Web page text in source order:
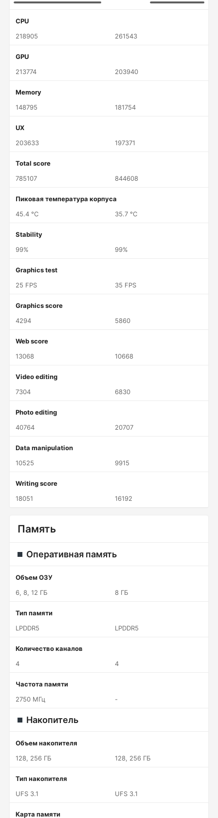
CPU
218905
261543
GPU
213774
203940
Memory
148795
181754
UX
203633
197371
Total score
785107
844608
Пиковая температура корпуса
45.4 °C
35.7 °C
Stability
99%
99%
Graphics test
25 FPS
35 FPS
Graphics score
4294
5860
Web score
13068
10668
Video editing
7304
6830
Photo editing
40764
20707
Data manipulation
10525
9915
Writing score
18051
16192
Память
Оперативная память
Объем ОЗУ
6, 8, 12 ГБ
8 ГБ
Тип памяти
LPDDR5
LPDDR5
Количество каналов
4
4
Частота памяти
2750 МГц
-
Накопитель
Объем накопителя
128, 256 ГБ
128, 256 ГБ
Тип накопителя
UFS 3.1
UFS 3.1
Карта памяти